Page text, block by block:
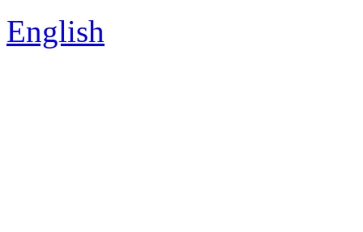
English